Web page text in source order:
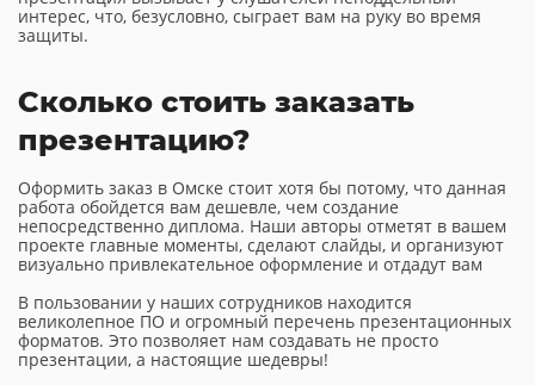
интерес, что, безусловно, сыграет вам на руку во время
защиты.
Сколько стоить заказать
презентацию?
Оформить заказ в Омске стоит хотя бы потому, что данная
работа обойдется вам дешевле, чем создание
непосредственно диплома. Наши авторы отметят в вашем
проекте главные моменты, сделают слайды, и организуют
визуально привлекательное оформление и отдадут вам
В пользовании у наших сотрудников находится
великолепное ПО и огромный перечень презентационных
форматов. Это позволяет нам создавать не просто
презентации, а настоящие шедевры!